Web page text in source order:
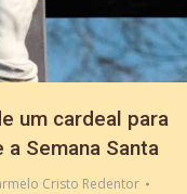
um cardeal para
Semana Santa
Cristo Redentor